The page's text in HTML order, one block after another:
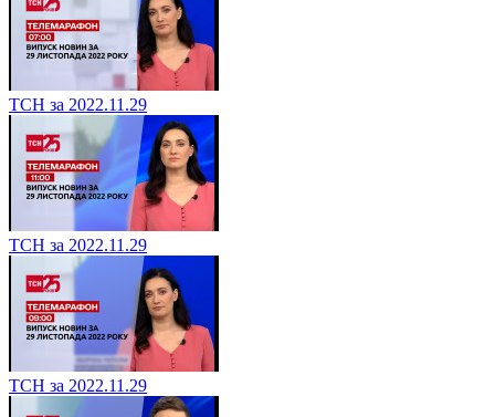
ТСН за 2022.11.29
ТСН за 2022.11.29
ТСН за 2022.11.29